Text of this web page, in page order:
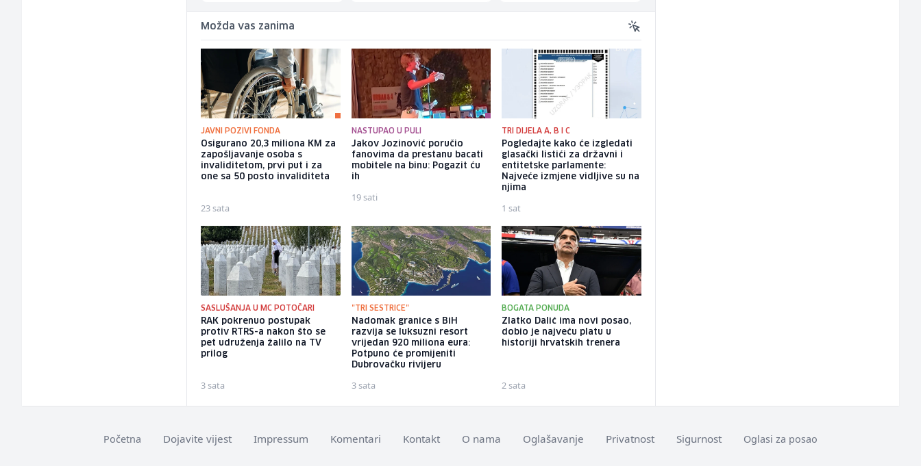
Možda vas zanima
JAVNI POZIVI FONDA
Osigurano 20,3 miliona KM za
zapošljavanje osoba s
invaliditetom, prvi put i za
one sa 50 posto invaliditeta
23 sata
NASTUPAO U PULI
Jakov Jozinović poručio
fanovima da prestanu bacati
mobitele na binu: Pogazit ću
ih
19 sati
TRI DIJELA A, B I C
Pogledajte kako će izgledati
glasački listići za državni i
entitetske parlamente:
Najveće izmjene vidljive su na
njima
1 sat
SASLUŠANJA U MC POTOČARI
RAK pokrenuo postupak
protiv RTRS-a nakon što se
pet udruženja žalilo na TV
prilog
3 sata
"TRI SESTRICE"
Nadomak granice s BiH
razvija se luksuzni resort
vrijedan 920 miliona eura:
Potpuno će promijeniti
Dubrovačku rivijeru
3 sata
BOGATA PONUDA
Zlatko Dalić ima novi posao,
dobio je najveću platu u
historiji hrvatskih trenera
2 sata
Početna Dojavite vijest Impressum Komentari Kontakt O nama Oglašavanje Privatnost Sigurnost Oglasi za posao